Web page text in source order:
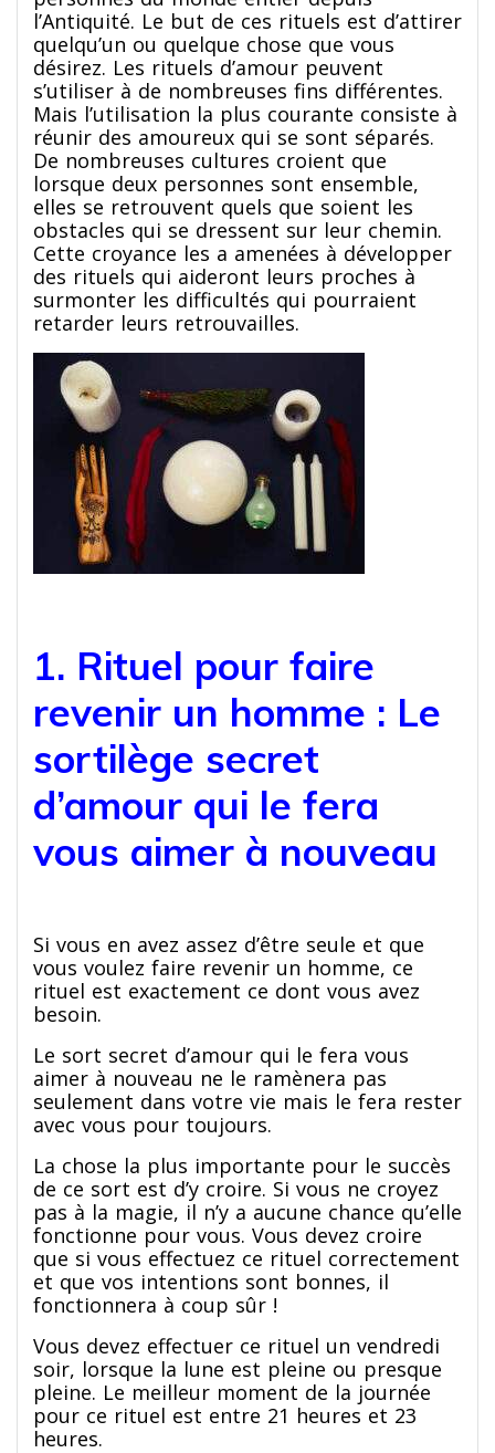
l’Antiquité. Le but de ces rituels est d’attirer
quelqu’un ou quelque chose que vous
désirez. Les rituels d’amour peuvent
s’utiliser à de nombreuses fins différentes.
Mais l’utilisation la plus courante consiste à
réunir des amoureux qui se sont séparés.
De nombreuses cultures croient que
lorsque deux personnes sont ensemble,
elles se retrouvent quels que soient les
obstacles qui se dressent sur leur chemin.
Cette croyance les a amenées à développer
des rituels qui aideront leurs proches à
surmonter les difficultés qui pourraient
retarder leurs retrouvailles.
1. Rituel pour faire
revenir un homme : Le
sortilège secret
d’amour qui le fera
vous aimer à nouveau
Si vous en avez assez d’être seule et que
vous voulez faire revenir un homme, ce
rituel est exactement ce dont vous avez
besoin.
Le sort secret d’amour qui le fera vous
aimer à nouveau ne le ramènera pas
seulement dans votre vie mais le fera rester
avec vous pour toujours.
La chose la plus importante pour le succès
de ce sort est d’y croire. Si vous ne croyez
pas à la magie, il n’y a aucune chance qu’elle
fonctionne pour vous. Vous devez croire
que si vous effectuez ce rituel correctement
et que vos intentions sont bonnes, il
fonctionnera à coup sûr !
Vous devez effectuer ce rituel un vendredi
soir, lorsque la lune est pleine ou presque
pleine. Le meilleur moment de la journée
pour ce rituel est entre 21 heures et 23
heures.